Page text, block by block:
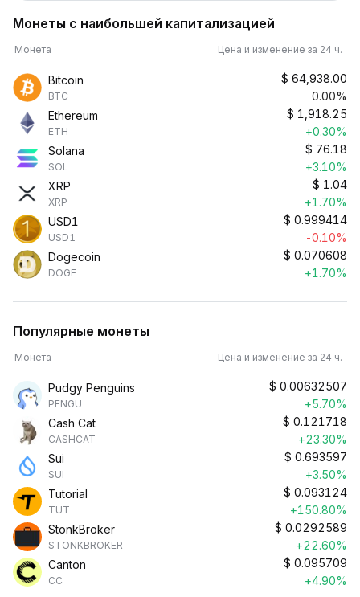
Монеты с наибольшей капитализацией
Монета Цена и изменение за 24 ч.
Bitcoin
BTC
$ 64,938.00
0.00%
Ethereum
ETH
$ 1,918.25
+0.30%
Solana
SOL
$ 76.18
+3.10%
XRP
XRP
$ 1.04
+1.70%
USD1
USD1
$ 0.999414
-0.10%
Dogecoin
DOGE
$ 0.070608
+1.70%
Популярные монеты
Монета Цена и изменение за 24 ч.
Pudgy Penguins
PENGU
$ 0.00632507
+5.70%
Cash Cat
CASHCAT
$ 0.121718
+23.30%
Sui
SUI
$ 0.693597
+3.50%
Tutorial
TUT
$ 0.093124
+150.80%
StonkBroker
STONKBROKER
$ 0.0292589
+22.60%
Canton
CC
$ 0.095709
+4.90%